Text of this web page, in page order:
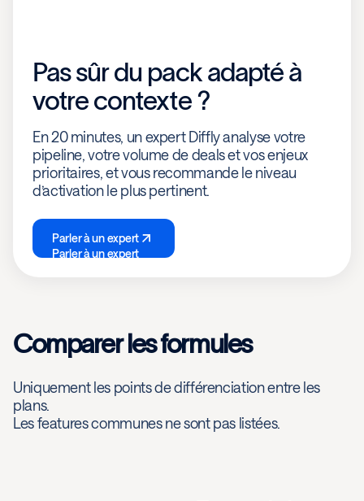
Pas sûr du pack adapté à
votre contexte ?
En 20 minutes, un expert Diffly analyse votre
pipeline, votre volume de deals et vos enjeux
prioritaires, et vous recommande le niveau
d’activation le plus pertinent.
Parler à un expert
Parler à un expert
Comparer les formules
Uniquement les points de différenciation entre les
plans.
Les features communes ne sont pas listées.